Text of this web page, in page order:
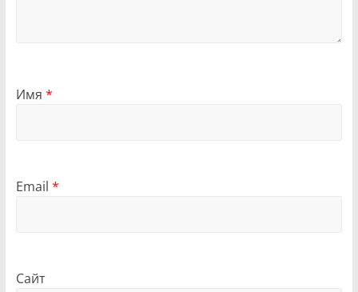
Имя *
Email *
Сайт